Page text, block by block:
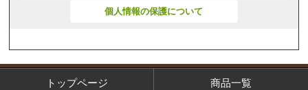
個人情報の保護について
トップページ 商品一覧